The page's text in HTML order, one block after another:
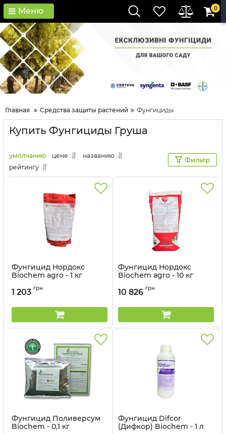
Меню 0
Главная Средства защиты растений Фунгициды
Купить Фунгициды Груша
умолчанию цене
названию
рейтингу
Фильтр
Фунгицид Нордокс
Biochem agro - 1 кг
1 203 грн
Фунгицид Нордокс
Biochem agro - 10 кг
10 826 грн
Фунгицид Поливерсум
Biochem - 0,1 кг
Фунгицид Difcor
(Дифкор) Biochem - 1 л